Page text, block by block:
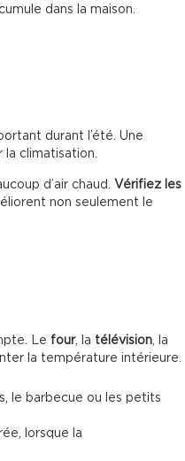
dans la maison.
durant l’été. Une
climatisation.
d’air chaud. Vérifiez les
non seulement le
Le four, la télévision , la
la température intérieure.
le barbecue ou les petits
lorsque la